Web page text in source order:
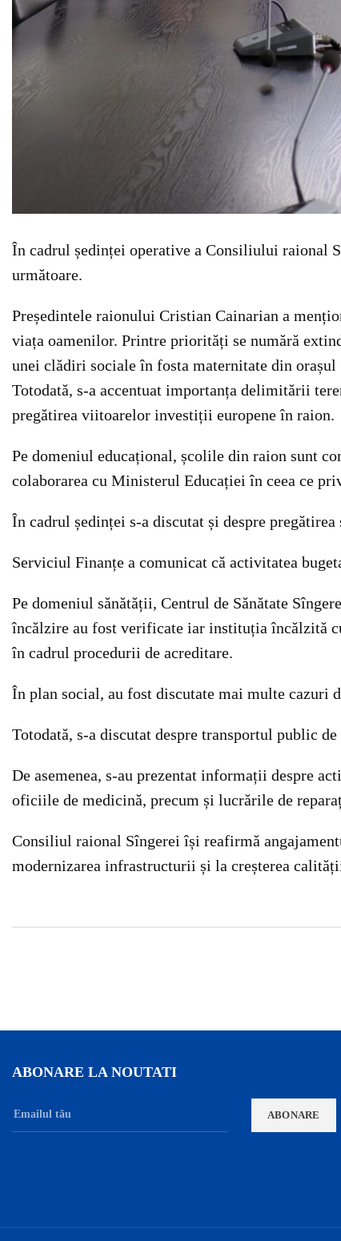
În cadrul ședinței operative a Consiliului raional
următoare.
Președintele raionului Cristian Cainarian a
viața oamenilor. Printre priorități se numără
unei clădiri sociale în fosta maternitate din orașul
Totodată, s-a accentuat importanța delimitării
pregătirea viitoarelor investiții europene în raion.
Pe domeniul educațional, școlile din raion sunt
colaborarea cu Ministerul Educației în ceea ce
În cadrul ședinței s-a discutat și despre
Serviciul Finanțe a comunicat că activitatea
Pe domeniul sănătății, Centrul de Sănătate
încălzire au fost verificate iar instituția încălzită
în cadrul procedurii de acreditare.
În plan social, au fost discutate mai multe
Totodată, s-a discutat despre transportul public
De asemenea, s-au prezentat informații despre
oficiile de medicină, precum și lucrările de
Consiliul raional Sîngerei își reafirmă
modernizarea infrastructurii și la creșterea
ABONARE LA NOUTATI